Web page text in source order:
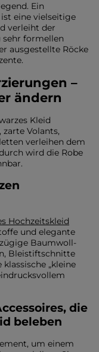
Ein
eine vielseitige
verleiht der
sehr formellen
ausgestellte Röcke
–
ändern
Kleid
Volants,
verleihen dem
wird die Robe
Hochzeitskleid
und elegante
Baumwoll-
Bleistiftschnitte
„kleine
die
beleben
um einem